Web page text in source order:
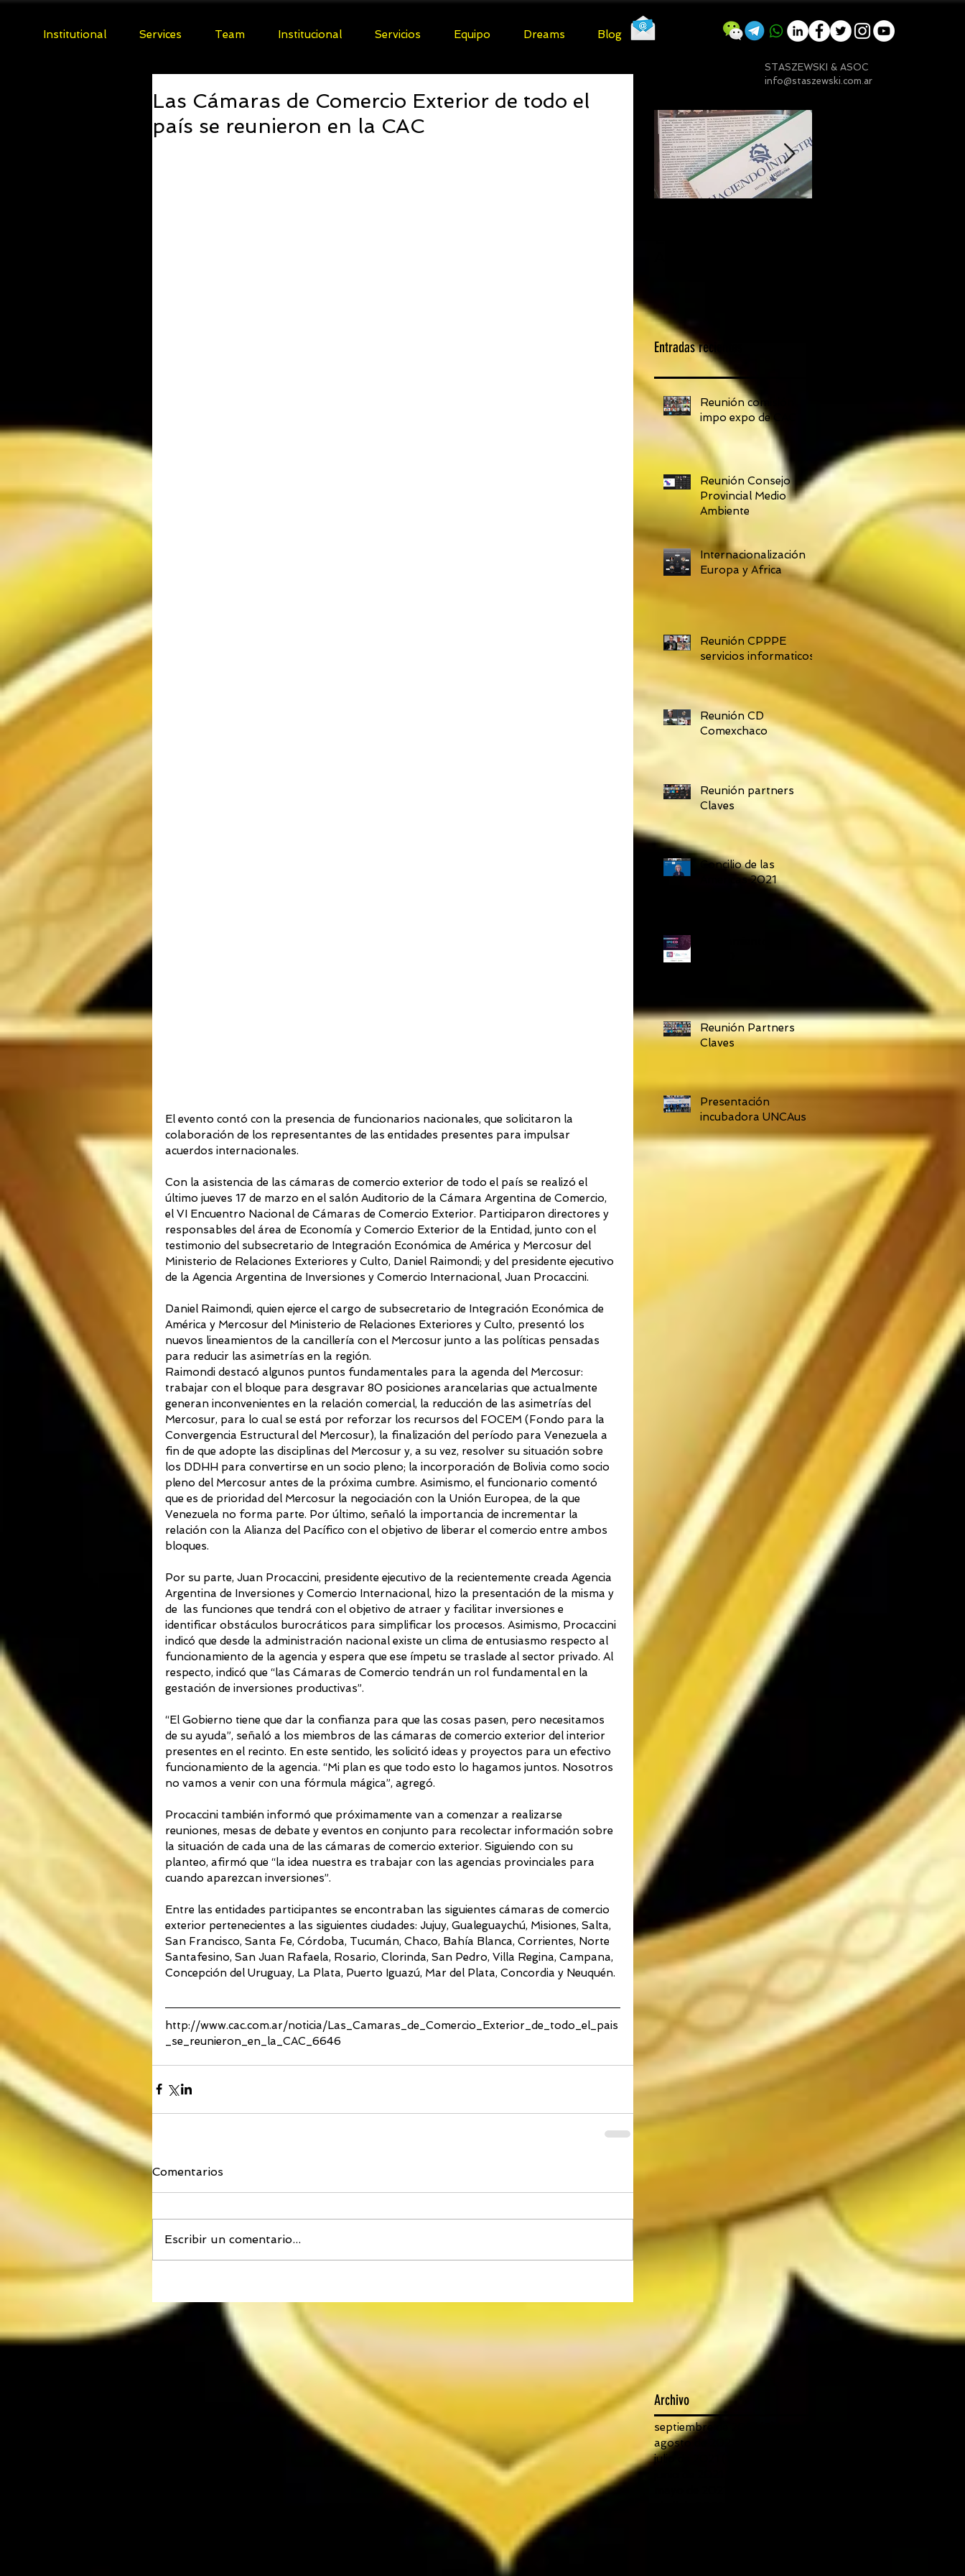
Institutional Services Team Institucional Servicios Equipo Dreams Blog
STASZEWSKI & ASOC
info@staszewski.com.ar
Las Cámaras de Comercio Exterior de todo el
país se reunieron en la CAC
El evento contó con la presencia de funcionarios nacionales, que solicitaron la
colaboración de los representantes de las entidades presentes para impulsar
acuerdos internacionales.
Con la asistencia de las cámaras de comercio exterior de todo el país se realizó el
último jueves 17 de marzo en el salón Auditorio de la Cámara Argentina de Comercio,
el VI Encuentro Nacional de Cámaras de Comercio Exterior. Participaron directores y
responsables del área de Economía y Comercio Exterior de la Entidad, junto con el
testimonio del subsecretario de Integración Económica de América y Mercosur del
Ministerio de Relaciones Exteriores y Culto, Daniel Raimondi; y del presidente ejecutivo
de la Agencia Argentina de Inversiones y Comercio Internacional, Juan Procaccini.
Daniel Raimondi, quien ejerce el cargo de subsecretario de Integración Económica de
América y Mercosur del Ministerio de Relaciones Exteriores y Culto, presentó los
nuevos lineamientos de la cancillería con el Mercosur junto a las políticas pensadas
para reducir las asimetrías en la región.
Raimondi destacó algunos puntos fundamentales para la agenda del Mercosur:
trabajar con el bloque para desgravar 80 posiciones arancelarias que actualmente
generan inconvenientes en la relación comercial, la reducción de las asimetrías del
Mercosur, para lo cual se está por reforzar los recursos del FOCEM (Fondo para la
Convergencia Estructural del Mercosur), la finalización del período para Venezuela a
fin de que adopte las disciplinas del Mercosur y, a su vez, resolver su situación sobre
los DDHH para convertirse en un socio pleno; la incorporación de Bolivia como socio
pleno del Mercosur antes de la próxima cumbre. Asimismo, el funcionario comentó
que es de prioridad del Mercosur la negociación con la Unión Europea, de la que
Venezuela no forma parte. Por último, señaló la importancia de incrementar la
relación con la Alianza del Pacífico con el objetivo de liberar el comercio entre ambos
bloques.
Por su parte, Juan Procaccini, presidente ejecutivo de la recientemente creada Agencia
Argentina de Inversiones y Comercio Internacional, hizo la presentación de la misma y
de  las funciones que tendrá con el objetivo de atraer y facilitar inversiones e
identificar obstáculos burocráticos para simplificar los procesos. Asimismo, Procaccini
indicó que desde la administración nacional existe un clima de entusiasmo respecto al
funcionamiento de la agencia y espera que ese ímpetu se traslade al sector privado. Al
respecto, indicó que “las Cámaras de Comercio tendrán un rol fundamental en la
gestación de inversiones productivas”.
“El Gobierno tiene que dar la confianza para que las cosas pasen, pero necesitamos
de su ayuda”, señaló a los miembros de las cámaras de comercio exterior del interior
presentes en el recinto. En este sentido, les solicitó ideas y proyectos para un efectivo
funcionamiento de la agencia. “Mi plan es que todo esto lo hagamos juntos. Nosotros
no vamos a venir con una fórmula mágica”, agregó.
Procaccini también informó que próximamente van a comenzar a realizarse
reuniones, mesas de debate y eventos en conjunto para recolectar información sobre
la situación de cada una de las cámaras de comercio exterior. Siguiendo con su
planteo, afirmó que “la idea nuestra es trabajar con las agencias provinciales para
cuando aparezcan inversiones”.
Entre las entidades participantes se encontraban las siguientes cámaras de comercio
exterior pertenecientes a las siguientes ciudades: Jujuy, Gualeguaychú, Misiones, Salta,
San Francisco, Santa Fe, Córdoba, Tucumán, Chaco, Bahía Blanca, Corrientes, Norte
Santafesino, San Juan Rafaela, Rosario, Clorinda, San Pedro, Villa Regina, Campana,
Concepción del Uruguay, La Plata, Puerto Iguazú, Mar del Plata, Concordia y Neuquén.
http://www.cac.com.ar/noticia/Las_Camaras_de_Comercio_Exterior_de_todo_el_pais
_se_reunieron_en_la_CAC_6646
Comentarios
Escribir un comentario...
Entradas recientes
Reunión comisión
impo expo de CAC
Reunión Consejo
Provincial Medio
Ambiente
Internacionalización
Europa y Africa
Reunión CPPPE
servicios informaticos
Reunión CD
Comexchaco
Reunión partners
Claves
Concilio de las
Americas 2021
Reunión Partners
Claves
Presentación
incubadora UNCAus
Archivo
septiembre de 2021
agosto de 2021
julio de 2021